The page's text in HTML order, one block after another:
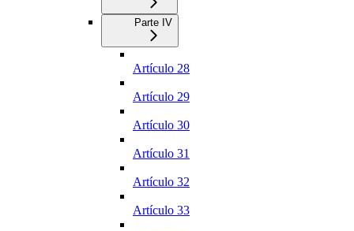
Parte IV
Artículo 28
Artículo 29
Artículo 30
Artículo 31
Artículo 32
Artículo 33